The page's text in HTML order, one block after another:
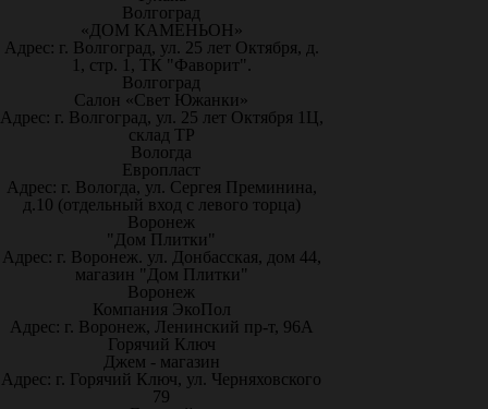
Волгоград
«ДОМ КАМЕНЬОН»
Адрес: г. Волгоград, ул. 25 лет Октября, д.
1, стр. 1, ТК "Фаворит".
Волгоград
Салон «Свет Южанки»
Адрес: г. Волгоград, ул. 25 лет Октября 1Ц,
склад ТР
Вологда
Европласт
Адрес: г. Вологда, ул. Сергея Преминина,
д.10 (отдельный вход с левого торца)
Воронеж
"Дом Плитки"
Адрес: г. Воронеж. ул. Донбасская, дом 44,
магазин "Дом Плитки"
Воронеж
Компания ЭкоПол
Адрес: г. Воронеж, Ленинский пр-т, 96А
Горячий Ключ
Джем - магазин
Адрес: г. Горячий Ключ, ул. Черняховского
79